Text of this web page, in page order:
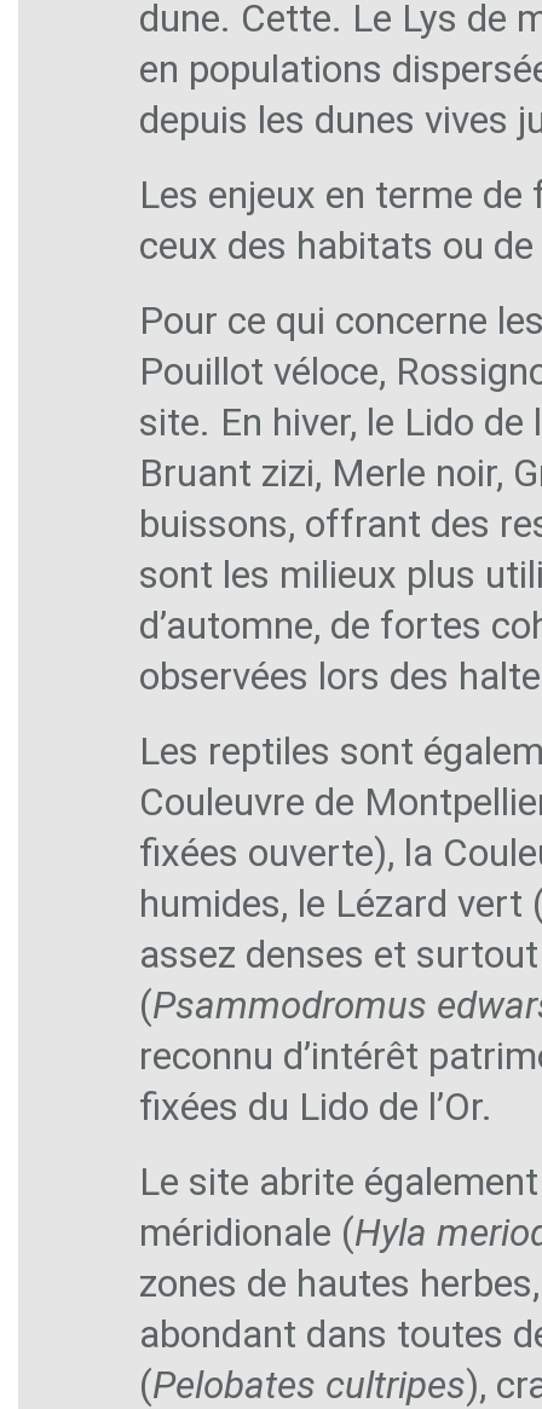
dune. Cette. Le Lys de
en populations
depuis les dunes vives
Les enjeux en terme
ceux des habitats ou
Pour ce qui concerne
Pouillot véloce,
site. En hiver, le Lido de
Bruant zizi, Merle noir,
buissons, offrant des
sont les milieux plus
d’automne, de fortes
observées lors des
Les reptiles sont
Couleuvre de
fixées ouverte), la
humides, le Lézard vert
assez denses et
(Psammodromus
reconnu d’intérêt
fixées du Lido de l’Or.
Le site abrite
méridionale (Hyla
zones de hautes
abondant dans toutes
(Pelobates cultripes),